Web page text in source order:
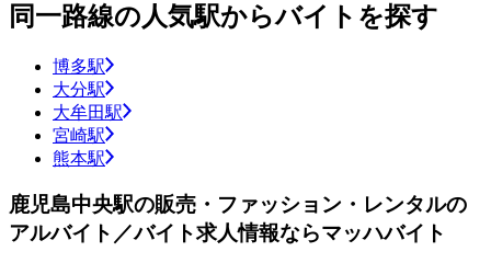
同一路線の人気駅からバイトを探す
博多駅
大分駅
大牟田駅
宮崎駅
熊本駅
鹿児島中央駅の販売・ファッション・レンタルの
アルバイト／バイト求人情報ならマッハバイト